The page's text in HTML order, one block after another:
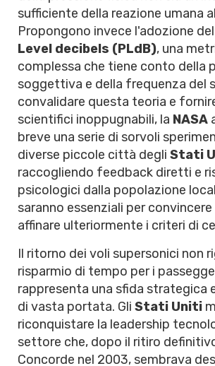
sufficiente della reazione umana
Propongono invece l'adozione del
Level decibels (PLdB), una
complessa che tiene conto della
soggettiva e della frequenza del
convalidare questa teoria e
scientifici inoppugnabili, la NASA
breve una serie di sorvoli
diverse piccole città degli Stati
raccogliendo feedback diretti e
psicologici dalla popolazione
saranno essenziali per
affinare ulteriormente i criteri di
Il ritorno dei voli supersonici non
risparmio di tempo per i
rappresenta una sfida strategica
di vasta portata. Gli Stati Uniti
riconquistare la leadership
settore che, dopo il ritiro
Concorde nel 2003, sembrava